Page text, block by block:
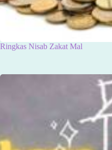
Ringkas Nisab Zakat Mal